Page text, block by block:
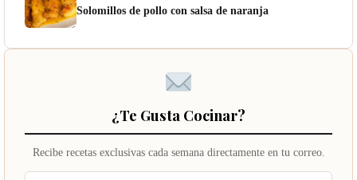
Solomillos de pollo con salsa de naranja
¿Te Gusta Cocinar?
Recibe recetas exclusivas cada semana directamente en tu correo.